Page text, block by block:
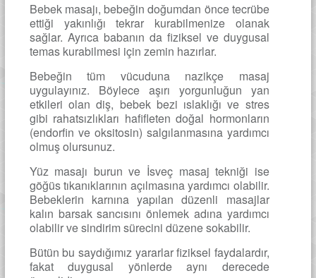
Bebek masajı, bebeğin doğumdan önce tecrübe
ettiği yakınlığı tekrar kurabilmenize olanak
sağlar. Ayrıca babanın da fiziksel ve duygusal
temas kurabilmesi için zemin hazırlar.
Bebeğin tüm vücuduna nazikçe masaj
uygulayınız. Böylece aşırı yorgunluğun yan
etkileri olan diş, bebek bezi ıslaklığı ve stres
gibi rahatsızlıkları hafifleten doğal hormonların
(endorfin ve oksitosin) salgılanmasına yardımcı
olmuş olursunuz.
Yüz masajı burun ve İsveç masaj tekniği ise
göğüs tıkanıklarının açılmasına yardımcı olabilir.
Bebeklerin karnına yapılan düzenli masajlar
kalın barsak sancısını önlemek adına yardımcı
olabilir ve sindirim sürecini düzene sokabilir.
Bütün bu saydığımız yararlar fiziksel faydalardır,
fakat duygusal yönlerde aynı derecede